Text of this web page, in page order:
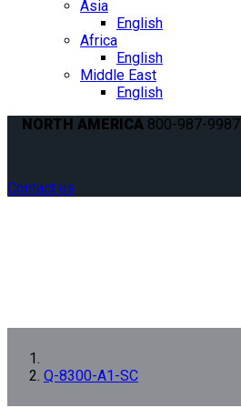
Asia
English
Africa
English
Middle East
English
NORTH AMERICA 800-987-9987
Contact us
Q-8300-A1-SC